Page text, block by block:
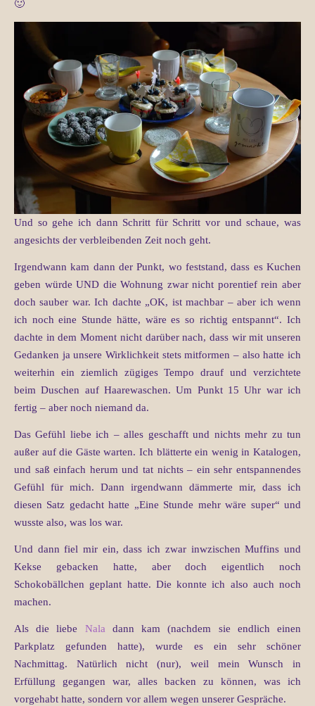
🙂
Und so gehe ich dann Schritt für Schritt vor und schaue, was
angesichts der verbleibenden Zeit noch geht.
Irgendwann kam dann der Punkt, wo feststand, dass es Kuchen
geben würde UND die Wohnung zwar nicht porentief rein aber
doch sauber war. Ich dachte „OK, ist machbar – aber ich wenn
ich noch eine Stunde hätte, wäre es so richtig entspannt“. Ich
dachte in dem Moment nicht darüber nach, dass wir mit unseren
Gedanken ja unsere Wirklichkeit stets mitformen – also hatte ich
weiterhin ein ziemlich zügiges Tempo drauf und verzichtete
beim Duschen auf Haarewaschen. Um Punkt 15 Uhr war ich
fertig – aber noch niemand da.
Das Gefühl liebe ich – alles geschafft und nichts mehr zu tun
außer auf die Gäste warten. Ich blätterte ein wenig in Katalogen,
und saß einfach herum und tat nichts – ein sehr entspannendes
Gefühl für mich. Dann irgendwann dämmerte mir, dass ich
diesen Satz gedacht hatte „Eine Stunde mehr wäre super“ und
wusste also, was los war.
Und dann fiel mir ein, dass ich zwar inwzischen Muffins und
Kekse gebacken hatte, aber doch eigentlich noch
Schokobällchen geplant hatte. Die konnte ich also auch noch
machen.
Als die liebe Nala dann kam (nachdem sie endlich einen
Parkplatz gefunden hatte), wurde es ein sehr schöner
Nachmittag. Natürlich nicht (nur), weil mein Wunsch in
Erfüllung gegangen war, alles backen zu können, was ich
vorgehabt hatte, sondern vor allem wegen unserer Gespräche.